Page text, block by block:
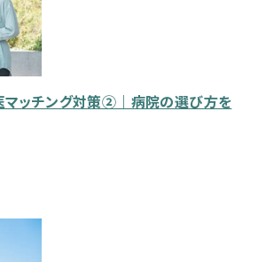
マッチング対策②｜病院の選び方を